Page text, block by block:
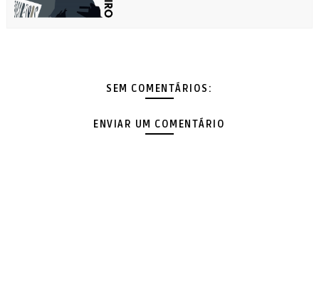
SEM COMENTÁRIOS:
ENVIAR UM COMENTÁRIO